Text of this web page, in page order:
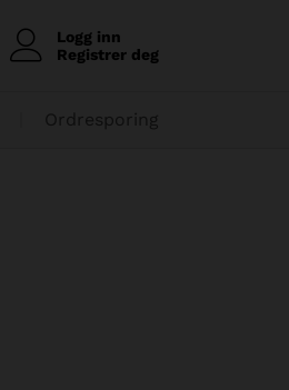
Logg inn
Registrer deg
Ordresporing